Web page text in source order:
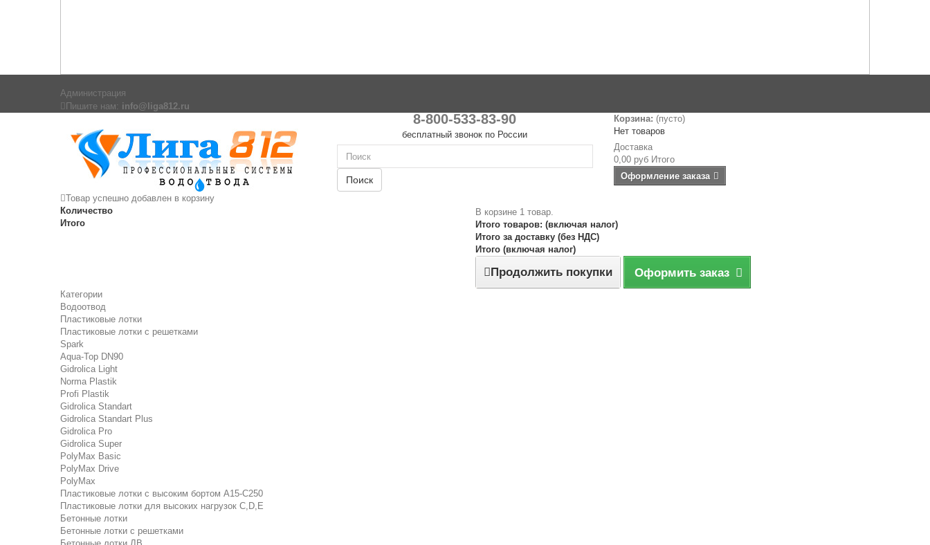
Администрация
Пишите нам: info@liga812.ru
8-800-533-83-90
бесплатный звонок по России
Поиск
Корзина: (пусто)
Нет товаров
Доставка
0,00 руб Итого
Оформление заказа
Товар успешно добавлен в корзину
Количество
Итого
В корзине 1 товар.
Итого товаров: (включая налог)
Итого за доставку (без НДС)
Итого (включая налог)
Продолжить покупки Оформить заказ
Категории
Водоотвод
Пластиковые лотки
Пластиковые лотки с решетками
Spark
Aqua-Top DN90
Gidrolica Light
Norma Plastik
Profi Plastik
Gidrolica Standart
Gidrolica Standart Plus
Gidrolica Pro
Gidrolica Super
PolyMax Basic
PolyMax Drive
PolyMax
Пластиковые лотки с высоким бортом А15-C250
Пластиковые лотки для высоких нагрузок C,D,E
Бетонные лотки
Бетонные лотки с решетками